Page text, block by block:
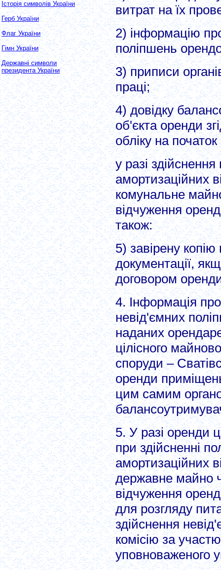
Історія символів України
Герб України
Флаг України
Гімн України
Державні символи
президента України
витрат на їх
2) інформацію
поліпшень
3) приписи
праці;
4) довідку
об'єкта оренди
обліку на
у разі
амортизаційних
комунальне
відчуження
також:
5) завірену
документації,
договором
4. Інформація
невід'ємних
наданих
цілісного
споруди –
оренди
цим самим
5. У разі оренди
при здійсненні
амортизаційних
державне майно
відчуження
для розгляду
здійснення
комісію за
уповноваженого